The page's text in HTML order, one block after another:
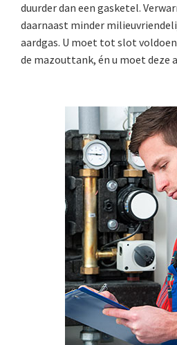
duurder dan een gasketel.
daarnaast minder
aardgas. U moet tot slot
de mazouttank, én u moet deze